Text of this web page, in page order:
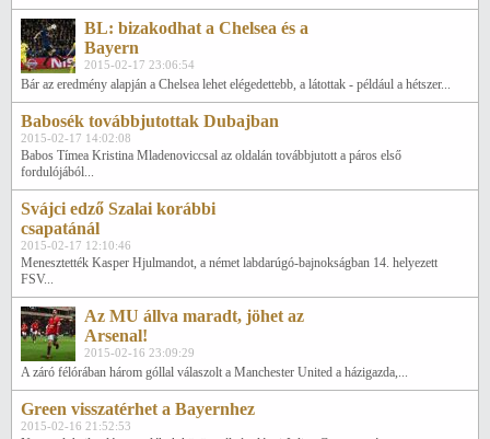
BL: bizakodhat a Chelsea és a
Bayern
2015-02-17 23:06:54
Bár az eredmény alapján a Chelsea lehet elégedettebb, a látottak - például a hétszer...
Babosék továbbjutottak Dubajban
2015-02-17 14:02:08
Babos Tímea Kristina Mladenoviccsal az oldalán továbbjutott a páros első
fordulójából...
Svájci edző Szalai korábbi
csapatánál
2015-02-17 12:10:46
Menesztették Kasper Hjulmandot, a német labdarúgó-bajnokságban 14. helyezett
FSV...
Az MU állva maradt, jöhet az
Arsenal!
2015-02-16 23:09:29
A záró félórában három góllal válaszolt a Manchester United a házigazda,...
Green visszatérhet a Bayernhez
2015-02-16 21:52:53